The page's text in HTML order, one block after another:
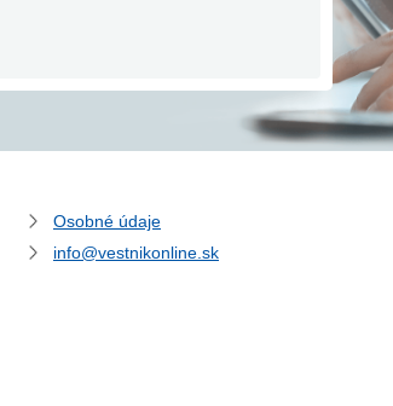
Osobné údaje
info@vestnikonline.sk